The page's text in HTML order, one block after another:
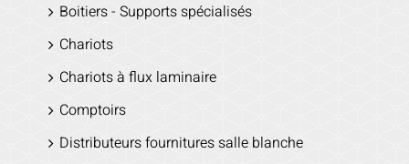
Boitiers - Supports spécialisés
Chariots
Chariots à flux laminaire
Comptoirs
Distributeurs fournitures salle blanche